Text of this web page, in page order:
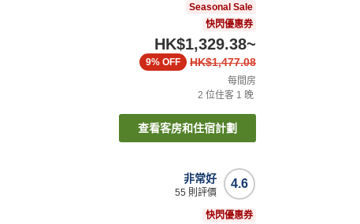
Seasonal Sale
快閃優惠券
HK$1,329.38~
HK$1,477.08
9% OFF
每間房
2 位住客 1 晚
查看客房和住宿計劃
4.6
非常好
55 則評價
快閃優惠券